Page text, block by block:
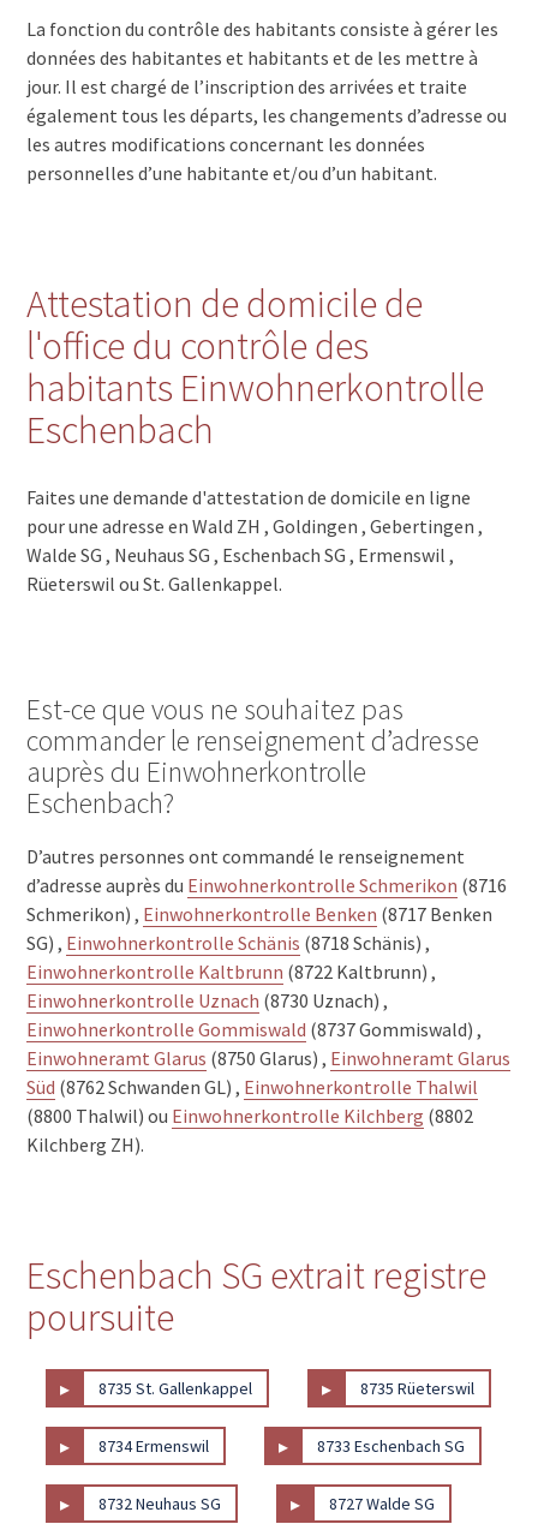
La fonction du contrôle des habitants consiste à gérer les
données des habitantes et habitants et de les mettre à
jour. Il est chargé de l’inscription des arrivées et traite
également tous les départs, les changements d’adresse ou
les autres modifications concernant les données
personnelles d’une habitante et/ou d’un habitant.
Attestation de domicile de
l'office du contrôle des
habitants Einwohnerkontrolle
Eschenbach
Faites une demande d'attestation de domicile en ligne
pour une adresse en Wald ZH , Goldingen , Gebertingen ,
Walde SG , Neuhaus SG , Eschenbach SG , Ermenswil ,
Rüeterswil ou St. Gallenkappel.
Est-ce que vous ne souhaitez pas
commander le renseignement d’adresse
auprès du Einwohnerkontrolle
Eschenbach?
D’autres personnes ont commandé le renseignement
d’adresse auprès du Einwohnerkontrolle Schmerikon (8716
Schmerikon) , Einwohnerkontrolle Benken (8717 Benken
SG) , Einwohnerkontrolle Schänis (8718 Schänis) ,
Einwohnerkontrolle Kaltbrunn (8722 Kaltbrunn) ,
Einwohnerkontrolle Uznach (8730 Uznach) ,
Einwohnerkontrolle Gommiswald (8737 Gommiswald) ,
Einwohneramt Glarus (8750 Glarus) , Einwohneramt Glarus
Süd (8762 Schwanden GL) , Einwohnerkontrolle Thalwil
(8800 Thalwil) ou Einwohnerkontrolle Kilchberg (8802
Kilchberg ZH).
Eschenbach SG extrait registre
poursuite
▸ 8735 St. Gallenkappel ▸ 8735 Rüeterswil
▸ 8734 Ermenswil ▸ 8733 Eschenbach SG
▸ 8732 Neuhaus SG ▸ 8727 Walde SG